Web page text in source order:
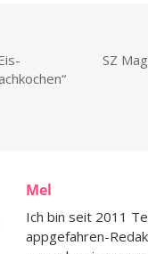
SZ
Mel
Ich bin seit 2011
appgefahren-